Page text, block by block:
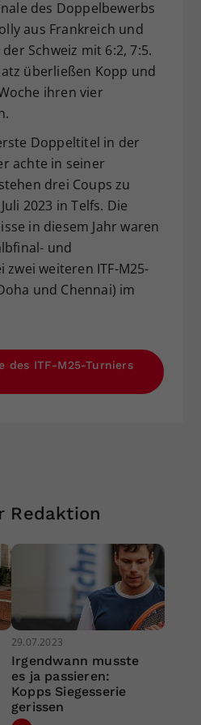
des Doppelbewerbs
aus Frankreich und
Schweiz mit 6:2, 7:5.
überließen Kopp und
ihren vier
Doppeltitel in der
achte in seiner
drei Coups zu
2023 in Telfs. Die
in diesem Jahr waren
und
weiteren ITF-M25-
und Chennai) im
des ITF-M25-Turniers
Redaktion
29.07.2023
Irgendwann musste
es ja passieren:
Kopps Siegesserie
gerissen
speichert Ihre Consent-
Unter anderem eine
ID, für die
Speicherung Ihrer
Einstellungen, falls der
Betreiber dies eingestellt